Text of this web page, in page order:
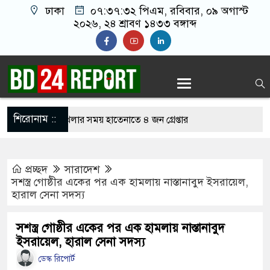
ঢাকা ০৭:৩৭:৩৩ পিএম, রবিবার, ০৯ অগাস্ট
২০২৬, ২৪ শ্রাবণ ১৪৩৩ বঙ্গাব্দ
শিরোনাম ::
জুয়া খেলার সময় হাতেনাতে ৪ জন গ্রেপ্তার
অসহায় মায়ের মাথার চুল বিক্রি
অমায়িক ব্যবহার পান, জানালেন নারী
প্রচ্ছদ
সারাদেশ
সশস্ত্র গোষ্ঠীর একের পর এক হামলায় নাস্তানাবুদ ইসরায়েল,
হারাল সেনা সদস্য
সশস্ত্র গোষ্ঠীর একের পর এক হামলায় নাস্তানাবুদ
ইসরায়েল, হারাল সেনা সদস্য
ডেস্ক রিপোর্ট